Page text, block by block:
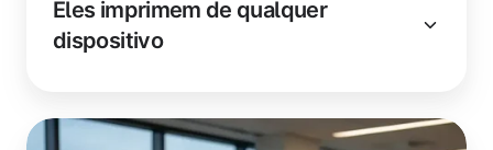
Eles imprimem de qualquer
dispositivo